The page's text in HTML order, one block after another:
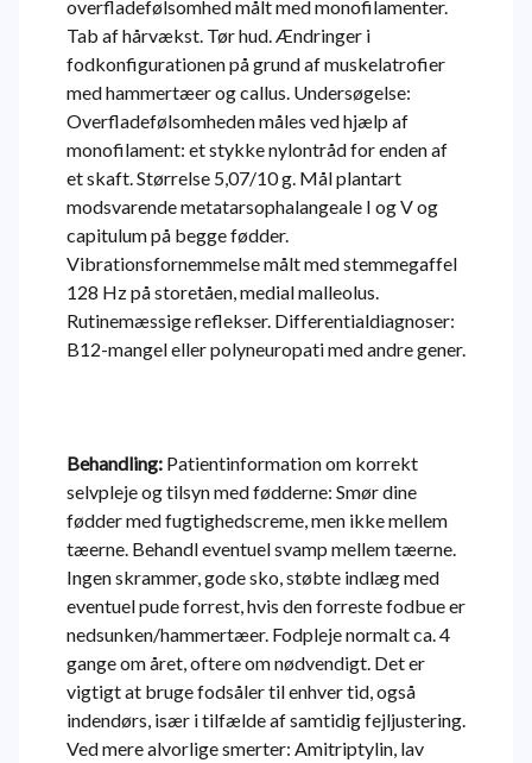
overfladefølsomhed målt med monofilamenter.
Tab af hårvækst. Tør hud. Ændringer i
fodkonfigurationen på grund af muskelatrofier
med hammertæer og callus. Undersøgelse:
Overfladefølsomheden måles ved hjælp af
monofilament: et stykke nylontråd for enden af
et skaft. Størrelse 5,07/10 g. Mål plantart
modsvarende metatarsophalangeale I og V og
capitulum på begge fødder.
Vibrationsfornemmelse målt med stemmegaffel
128 Hz på storetåen, medial malleolus.
Rutinemæssige reflekser. Differentialdiagnoser:
B12-mangel eller polyneuropati med andre gener.
Behandling: Patientinformation om korrekt
selvpleje og tilsyn med fødderne: Smør dine
fødder med fugtighedscreme, men ikke mellem
tæerne. Behandl eventuel svamp mellem tæerne.
Ingen skrammer, gode sko, støbte indlæg med
eventuel pude forrest, hvis den forreste fodbue er
nedsunken/hammertæer. Fodpleje normalt ca. 4
gange om året, oftere om nødvendigt. Det er
vigtigt at bruge fodsåler til enhver tid, også
indendørs, især i tilfælde af samtidig fejljustering.
Ved mere alvorlige smerter: Amitriptylin, lav